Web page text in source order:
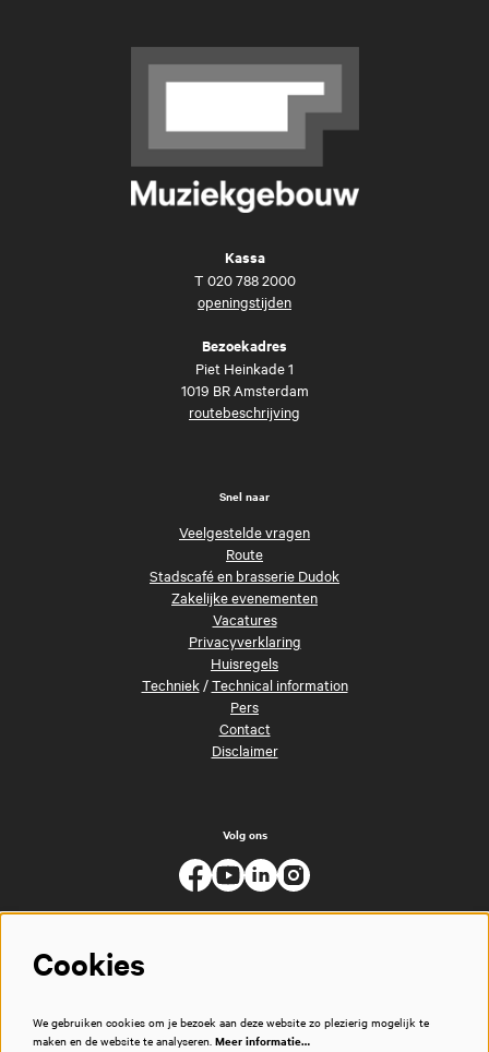
Kassa
T 020 788 2000
openingstijden
Bezoekadres
Piet Heinkade 1
1019 BR Amsterdam
routebeschrijving
Snel naar
Veelgestelde vragen
Route
Stadscafé en brasserie Dudok
Zakelijke evenementen
Vacatures
Privacyverklaring
Huisregels
Techniek/Technical information
Pers
Contact
Disclaimer
Volg ons
Cookies
We gebruiken cookies om je bezoek aan deze website zo plezierig mogelijk te
maken en de website te analyseren. Meer informatie…